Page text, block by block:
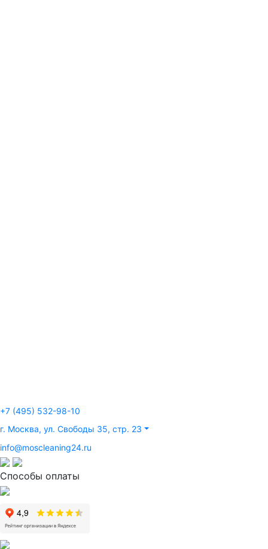
+7 (495) 532-98-10
г. Москва, ул. Свободы 35, стр. 23
info@moscleaning24.ru
Способы оплаты